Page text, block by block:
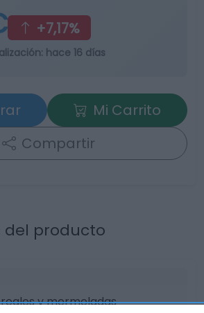
+7,17%
hace 16 días
Mi Carrito
Compartir
del producto
y mermeladas